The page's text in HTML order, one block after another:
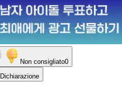
Non consigliato0
Dichiarazione